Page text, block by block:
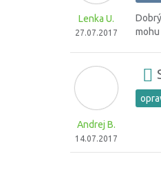
Lenka U.
27.07.2017
Andrej B.
14.07.2017